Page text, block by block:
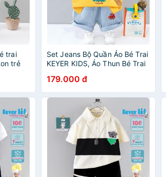
trai
trẻ
Set Jeans Bộ Quần Áo Bé Trai
KEYER KIDS, Áo Thun Bé Trai
Jean Hình Khủng Long bạo
chúa SZ50
179.000 đ